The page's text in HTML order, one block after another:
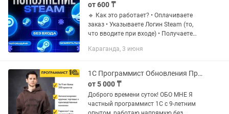
от 600 ₸
🔹 Как это работает? • Оплачиваете
заказ • Указываете Логин Steam (то,
что вводите при входе) • Получаете
Караганда, 3 июня
1С Программист Обновления Предприятие Консультация Облако Торговля
от 5 000 ₸
Доброго времени суток! ОБО МНЕ Я
частный программист 1С с 9-летним